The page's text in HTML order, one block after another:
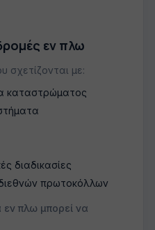
εν πλω
σχετίζονται με:
καταστρώματος
διαδικασίες
διεθνών πρωτοκόλλων
εν πλω μπορεί να